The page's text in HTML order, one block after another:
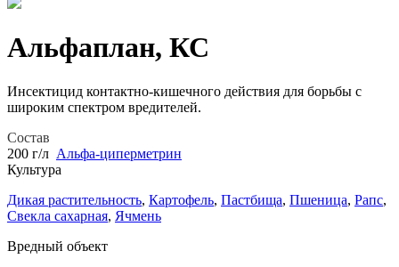
Альфаплан, КС
Инсектицид контактно-кишечного действия для борьбы с
широким спектром вредителей.
Состав
200 г/л Альфа-циперметрин
Культура
Дикая растительность, Картофель, Пастбища, Пшеница, Рапс,
Свекла сахарная, Ячмень
Вредный объект